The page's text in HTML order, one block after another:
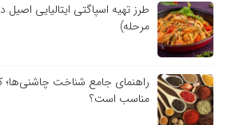
مرحله)
راهنمای جامع شناخت چاشنی‌ها؛
مناسب است؟